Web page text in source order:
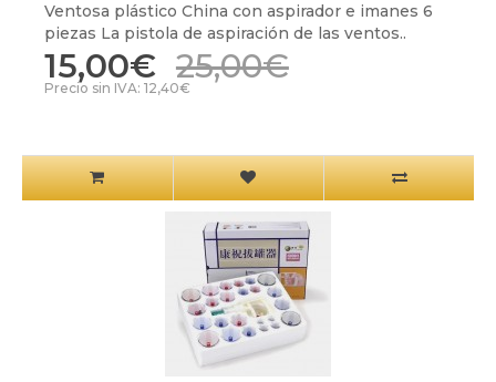
Ventosa plástico China con aspirador e imanes 6
piezas La pistola de aspiración de las ventos..
15,00€ 25,00€
Precio sin IVA: 12,40€